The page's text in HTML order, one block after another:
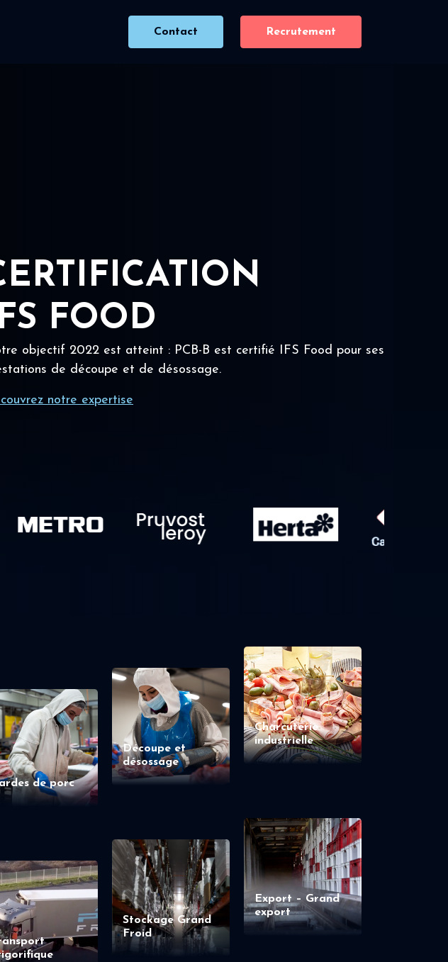
Contact Recrutement
FOOD
objectif 2022 est atteint : PCB-B est certifié IFS Food pour ses
de découpe et de désossage.
notre expertise
de porc
Découpe et
désossage
Charcuterie
industrielle
Stockage Grand
Froid
Export – Grand
export